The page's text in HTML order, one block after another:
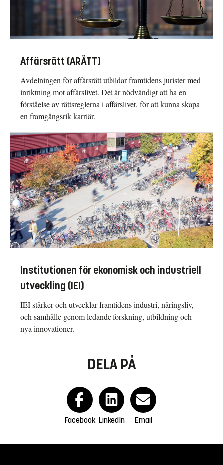
Affärsrätt (ARÄTT)
Avdelningen för affärsrätt utbildar framtidens jurister med
inriktning mot affärslivet. Det är nödvändigt att ha en
förståelse av rättsreglerna i affärslivet, för att kunna skapa
en framgångsrik karriär.
Institutionen för ekonomisk och industriell
utveckling (IEI)
IEI stärker och utvecklar framtidens industri, näringsliv,
och samhälle genom ledande forskning, utbildning och
nya innovationer.
DELA PÅ
Facebook LinkedIn Email